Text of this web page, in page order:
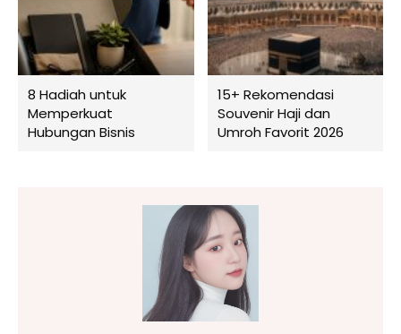
8 Hadiah untuk
Memperkuat
Hubungan Bisnis
15+ Rekomendasi
Souvenir Haji dan
Umroh Favorit 2026